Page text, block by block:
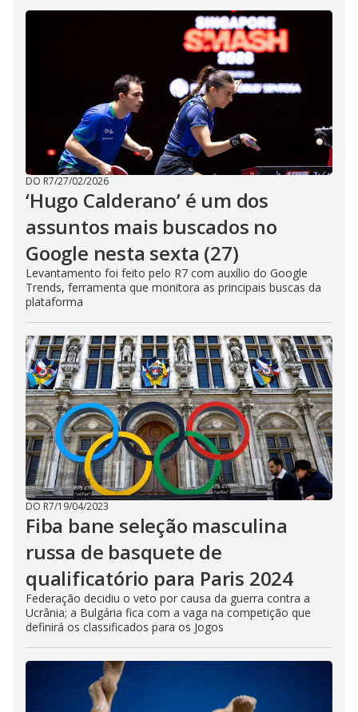
DO R7/27/02/2026
‘Hugo Calderano’ é um dos
assuntos mais buscados no
Google nesta sexta (27)
Levantamento foi feito pelo R7 com auxílio do Google
Trends, ferramenta que monitora as principais buscas da
plataforma
DO R7/19/04/2023
Fiba bane seleção masculina
russa de basquete de
qualificatório para Paris 2024
Federação decidiu o veto por causa da guerra contra a
Ucrânia; a Bulgária fica com a vaga na competição que
definirá os classificados para os Jogos